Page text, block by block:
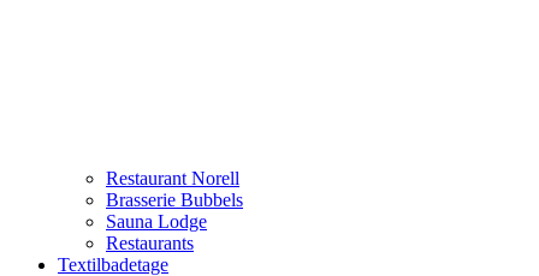
Restaurant Norell
Brasserie Bubbels
Sauna Lodge
Restaurants
Textilbadetage